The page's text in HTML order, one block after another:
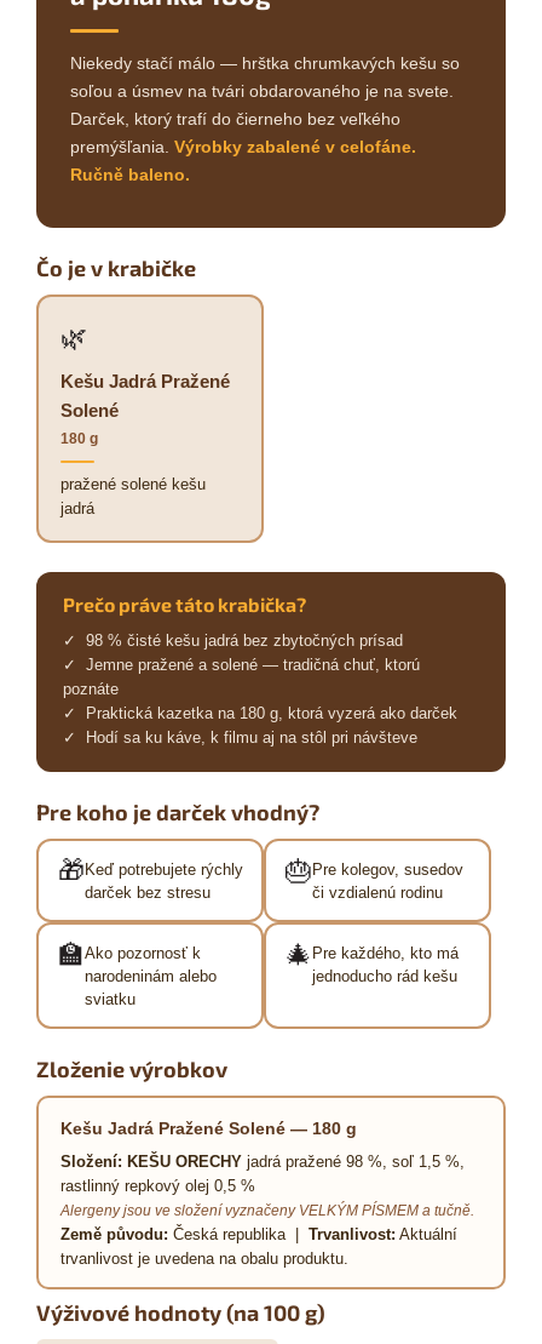
Niekedy stačí málo — hrštka chrumkavých kešu so
soľou a úsmev na tvári obdarovaného je na svete.
Darček, ktorý trafí do čierneho bez veľkého
premýšľania. Výrobky zabalené v celofáne.
Ručně baleno.
Čo je v krabičke
🌿
Kešu Jadrá Pražené
Solené
180 g
pražené solené kešu
jadrá
Prečo práve táto krabička?
✓ 98 % čisté kešu jadrá bez zbytočných prísad
✓ Jemne pražené a solené — tradičná chuť, ktorú
poznáte
✓ Praktická kazetka na 180 g, ktorá vyzerá ako darček
✓ Hodí sa ku káve, k filmu aj na stôl pri návšteve
Pre koho je darček vhodný?
🎁Keď potrebujete rýchly
darček bez stresu
🎂Pre kolegov, susedov
či vzdialenú rodinu
🏫Ako pozornosť k
narodeninám alebo
sviatku
🎄 Pre každého, kto má
jednoducho rád kešu
Zloženie výrobkov
Kešu Jadrá Pražené Solené — 180 g
Složení: KEŠU ORECHYjadrá pražené 98 %, soľ 1,5 %,
rastlinný repkový olej 0,5 %
Alergeny jsou ve složení vyznačeny VELKÝM PÍSMEM a tučně.
Země původu: Česká republika | Trvanlivost: Aktuální
trvanlivost je uvedena na obalu produktu.
Výživové hodnoty (na 100 g)